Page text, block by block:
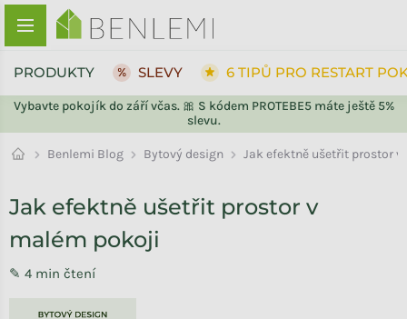
Přejít na obsah
Vybavte pokojík do září včas. 🎀 S kódem PROTEBE5 máte ještě 5%
slevu.
PRODUKTY SLEVY 6 TIPŮ PRO RESTART
Benlemi Blog Bytový design Jak efektně ušetřit prostor
Jak efektně ušetřit prostor v
malém pokoji
✎ 4 min čtení